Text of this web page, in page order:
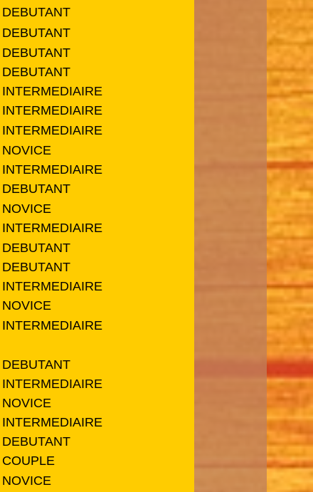
DEBUTANT
DEBUTANT
DEBUTANT
DEBUTANT
INTERMEDIAIRE
INTERMEDIAIRE
INTERMEDIAIRE
NOVICE
INTERMEDIAIRE
DEBUTANT
NOVICE
INTERMEDIAIRE
DEBUTANT
DEBUTANT
INTERMEDIAIRE
NOVICE
INTERMEDIAIRE
DEBUTANT
INTERMEDIAIRE
NOVICE
INTERMEDIAIRE
DEBUTANT
COUPLE
NOVICE